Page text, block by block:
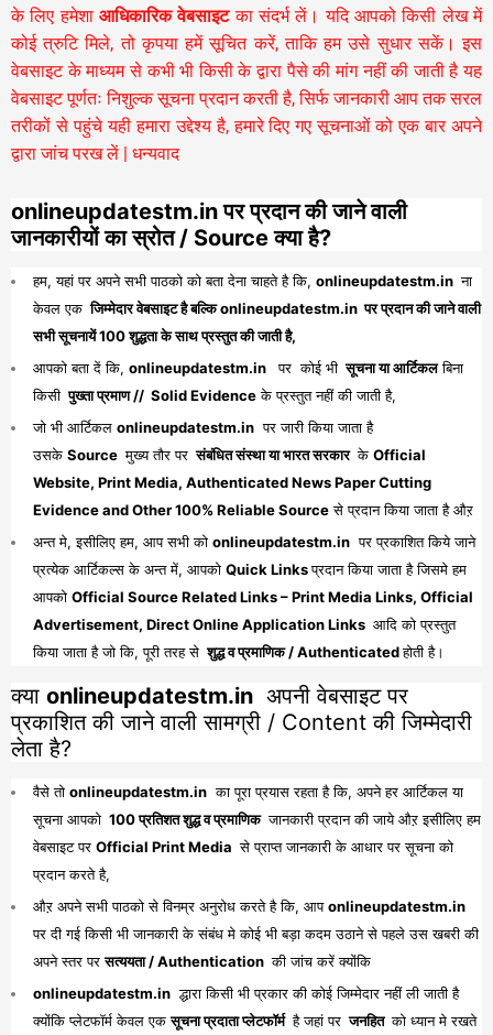
के लिए हमेशा आधिकारिक वेबसाइटका संदर्भ लें। यदि आपको किसी लेख में
कोई त्रुटि मिले, तो कृपया हमें सूचित करें, ताकि हम उसे सुधार सकें। इस
वेबसाइट के माध्यम से कभी भी किसी के द्वारा पैसे की मांग नहीं की जाती है यह
वेबसाइट पूर्णतः निशुल्क सूचना प्रदान करती है,सिर्फ जानकारी आप तक सरल
तरीकों से पहुंचे यही हमारा उद्देश्य है, हमारे दिए गए सूचनाओं को एक बार अपने
द्वारा जांच परख लें | धन्यवाद
onlineupdatestm.in पर प्रदान की जाने वाली
जानकारीयों का स्रोत / Source क्या है?
हम, यहां पर अपने सभी पाठको को बता देना चाहते है कि, onlineupdatestm.in ना
केवल एक जिम्मेदार वेबसाइट है बल्कि onlineupdatestm.in पर प्रदान की जाने वाली
सभी सूचनायें 100 शुद्धता के साथ प्रस्तुत की जाती है,
आपको बता दें कि, onlineupdatestm.in पर कोई भी सूचना या आर्टिकलबिना
किसी पुख्ता प्रमाण // Solid Evidenceके प्रस्तुत नहीं की जाती है,
जो भी आर्टिकल onlineupdatestm.in पर जारी किया जाता है
उसके Source मुख्य तौर पर संबंधित संस्था या भारत सरकार के Official
Website, Print Media, Authenticated News Paper Cutting
Evidence and Other 100% Reliable Sourceसे प्रदान किया जाता है औऱ
अन्त मे, इसीलिए हम, आप सभी को onlineupdatestm.in पर प्रकाशित किये जाने
प्रत्येक आर्टिकल्स के अन्त में, आपको Quick Linksप्रदान किया जाता है जिसमे हम
आपको Official Source Related Links – Print Media Links, Official
Advertisement, Direct Online Application Links आदि को प्रस्तुत
किया जाता है जो कि, पूरी तरह से शुद्ध व प्रमाणिक / Authenticatedहोती है।
क्या onlineupdatestm.in अपनी वेबसाइट पर
प्रकाशित की जाने वाली सामग्री / Content की जिम्मेदारी
लेता है?
वैसे तो onlineupdatestm.in का पूरा प्रयास रहता है कि, अपने हर आर्टिकल या
सूचना आपको 100 प्रतिशत शुद्ध व प्रमाणिक जानकारी प्रदान की जाये औऱ इसीलिए हम
वेबसाइट पर Official Print Media से प्राप्त जानकारी के आधार पर सूचना को
प्रदान करते है,
औऱ अपने सभी पाठको से विनम्र अनुरोध करते है कि, आपonlineupdatestm.in
पर दी गई किसी भी जानकारी के संबंध मे कोई भी बड़ा कदम उठाने से पहले उस खबरी की
अपने स्तर परसत्ययता / Authentication की जांच करें क्योंकि
onlineupdatestm.in द्धारा किसी भी प्रकार की कोई जिम्मेदार नहीं ली जाती है
क्योंकि प्लेटफॉर्म केवल एकसूचना प्रदाता प्लेटफॉर्म है जहां पर जनहित को ध्यान मे रखते